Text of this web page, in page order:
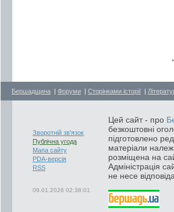
Бершадщина | Форуми | Сторінками історії |
Зворотній зв'язок
Публічна угода
Мапа сайту
PDA-версія
RSS
09.01.2026 02:38:01
Цей сайт - про
безкоштовні
підготовлено
матеріали
розміщена на
Адміністрація
не несе